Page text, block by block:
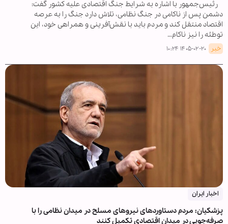
رئیس‌جمهور با اشاره به شرایط جنگ اقتصادی علیه کشور گفت:
دشمن پس از ناکامی در جنگ نظامی، تلاش دارد جنگ را به عرصه
اقتصاد منتقل کند و مردم باید با نقش‌آفرینی و همراهی خود، این
توطئه را نیز ناکام…
خبر ۱۴۰۵-۰۲-۲۰ ۱۰:۲۴
اخبار ایران
پزشکیان: مردم دستاوردهای نیروهای مسلح در میدان نظامی را با
صرفه‌جویی در میدان اقتصادی تکمیل کنند